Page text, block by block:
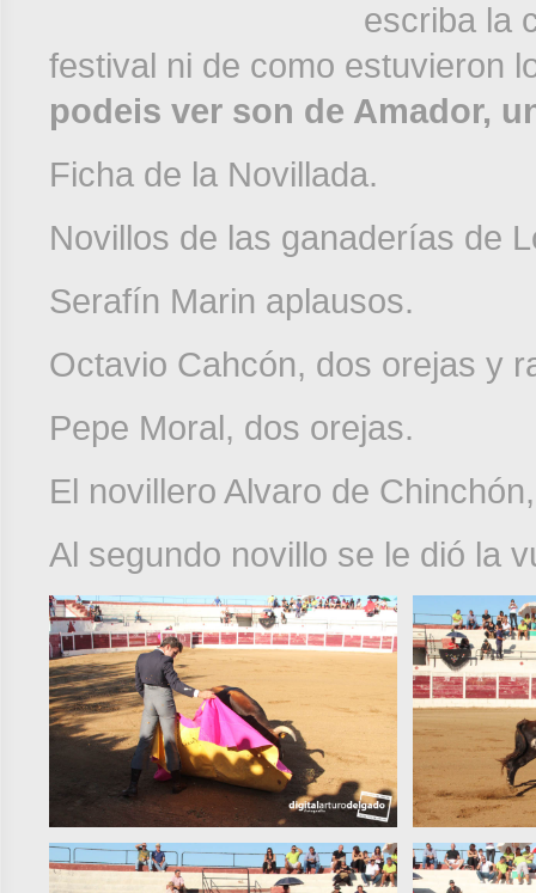
escriba la
festival ni de como estuvieron
podeis ver son de Amador,
Ficha de la Novillada.
Novillos de las ganaderías de
Serafín Marin aplausos.
Octavio Cahcón, dos orejas y
Pepe Moral, dos orejas.
El novillero Alvaro de
Al segundo novillo se le dió la